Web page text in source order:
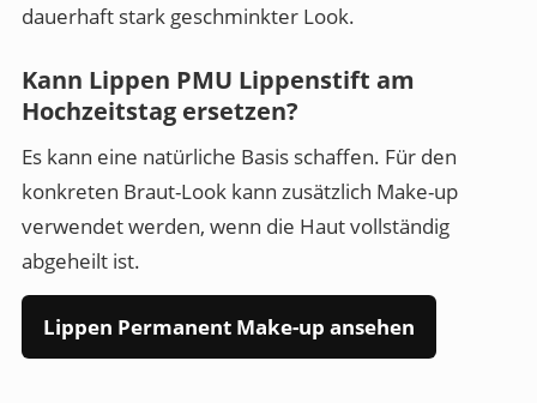
dauerhaft stark geschminkter Look.
Kann Lippen PMU Lippenstift am
Hochzeitstag ersetzen?
Es kann eine natürliche Basis schaffen. Für den
konkreten Braut-Look kann zusätzlich Make-up
verwendet werden, wenn die Haut vollständig
abgeheilt ist.
Lippen Permanent Make-up ansehen